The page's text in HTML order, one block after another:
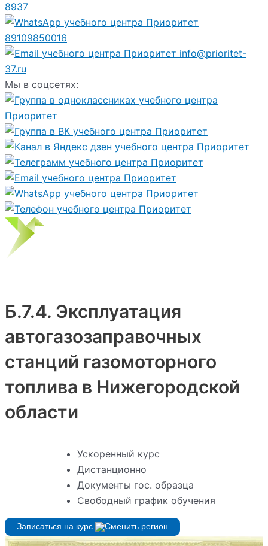
8937
89109850016
info@prioritet-
37.ru
Мы в соцсетях:
Б.7.4. Эксплуатация
автогазозаправочных
станций газомоторного
топлива в Нижегородской
области
Ускоренный курс
Дистанционно
Документы гос. образца
Свободный график обучения
Записаться на курс